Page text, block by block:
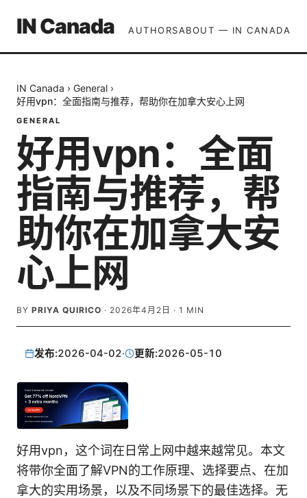
IN Canada AUTHORSABOUT — IN CANADA
IN Canada › General ›
好用vpn：全面指南与推荐，帮助你在加拿大安心上网
GENERAL
好用vpn：全面
指南与推荐，帮
助你在加拿大安
心上网
BY PRIYA QUIRICO · 2026年4月2日 · 1 MIN
发布:2026-04-02· 更新:2026-05-10
好用vpn，这个词在日常上网中越来越常见。本文
将带你全面了解VPN的工作原理、选择要点、在加
拿大的实用场景，以及不同场景下的最佳选择。无